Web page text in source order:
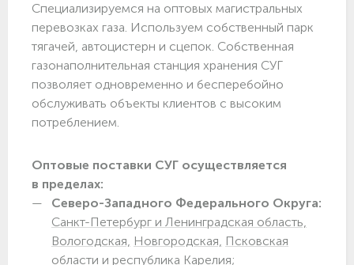
Специализируемся на оптовых магистральных
перевозках газа. Используем собственный парк
тягачей, автоцистерн и сцепок. Собственная
газонаполнительная станция хранения СУГ
позволяет одновременно и бесперебойно
обслуживать объекты клиентов с высоким
потреблением.
Оптовые поставки СУГ осуществляется
в пределах:
Северо-Западного Федерального Округа:
Санкт-Петербург и Ленинградская область,
Вологодская, Новгородская, Псковская
области и республика Карелия;